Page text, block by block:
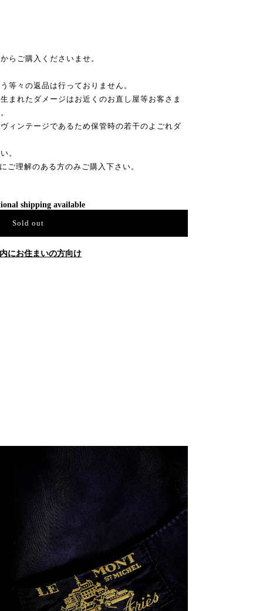
らご購入くださいませ。
等々の返品は行っておりません。
まれたダメージはお近くのお直し屋等お客さま
ィンテージであるため保管時の若干のよごれダ
。
ご理解のある方のみご購入下さい。
shipping available
Sold out
にお住まいの方向け